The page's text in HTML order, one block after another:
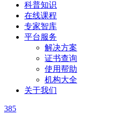
科普知识
在线课程
专家智库
平台服务
解决方案
证书查询
使用帮助
机构大全
关于我们
385